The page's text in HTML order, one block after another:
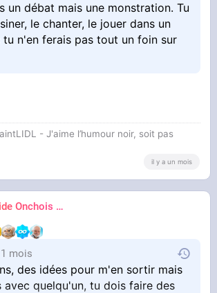
un débat mais une monstration. Tu
le chanter, le jouer dans un
tu n'en ferais pas tout un foin sur
- J'aime l’humour noir, soit pas
il y a un mois
Archidruide Onchois
🍀️🌩️🐻️
1 mois
des idées pour m'en sortir mais
avec quelqu'un, tu dois faire des